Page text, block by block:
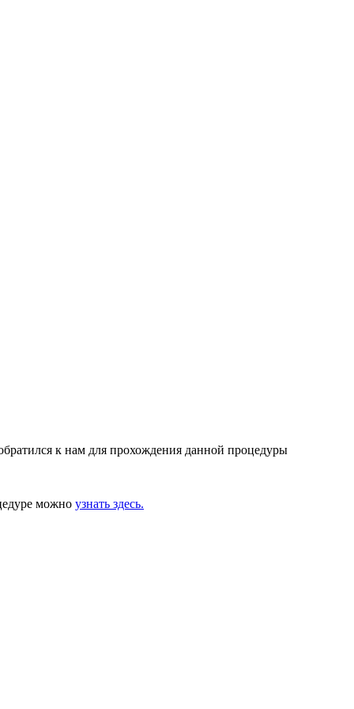
к нам для прохождения данной процедуры
можно узнать здесь.